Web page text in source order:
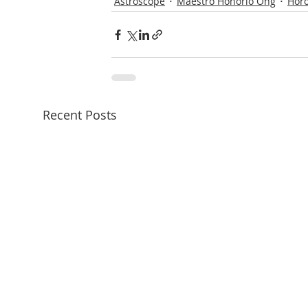
Recent Posts